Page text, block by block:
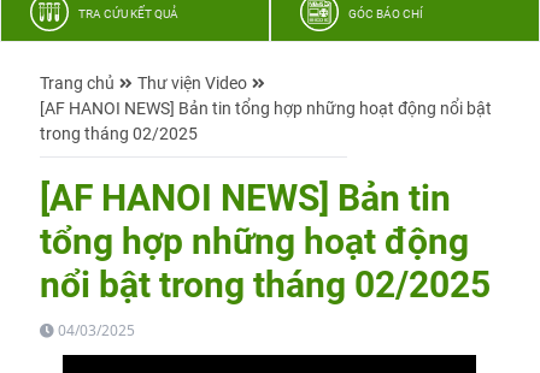
TRA CỨU KẾT QUẢ GÓC BÁO CHÍ
Trang chủ
Thư viện Video
[AF HANOI NEWS] Bản tin tổng hợp những hoạt động nổi bật
trong tháng 02/2025
[AF HANOI NEWS] Bản tin
tổng hợp những hoạt động
nổi bật trong tháng 02/2025
04/03/2025